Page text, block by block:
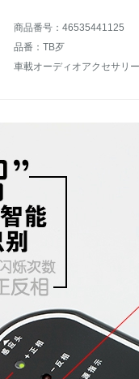
商品番号：46535441125
品番：TB歹
車載オーディオアクセサリー